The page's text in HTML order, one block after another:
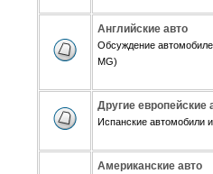
Английские авто
Обсуждение
MG)
Другие европейские
Испанские автомобили
Американские авто